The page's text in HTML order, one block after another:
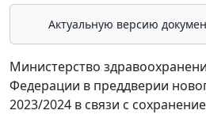
Актуальную версию
Министерство
Федерации в преддверии
2023/2024 в связи с